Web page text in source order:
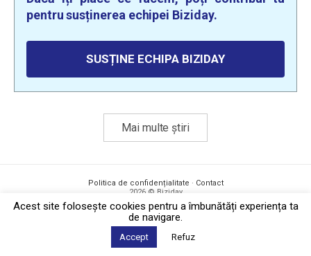
pentru susținerea echipei Biziday.
SUSȚINE ECHIPA BIZIDAY
Mai multe știri
Politica de confidențialitate · Contact
2026 © Biziday
Acest site foloseşte cookies pentru a îmbunătăți experiența ta
de navigare.
Accept Refuz